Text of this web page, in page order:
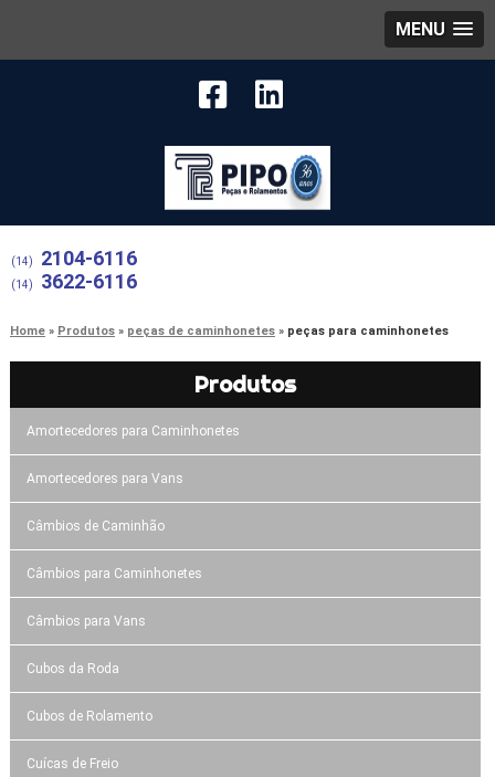
MENU
(14) 2104-6116
(14) 3622-6116
Home Produtos peças de caminhonetes peças para caminhonetes
Produtos
Amortecedores para Caminhonetes
Amortecedores para Vans
Câmbios de Caminhão
Câmbios para Caminhonetes
Câmbios para Vans
Cubos da Roda
Cubos de Rolamento
Cuícas de Freio